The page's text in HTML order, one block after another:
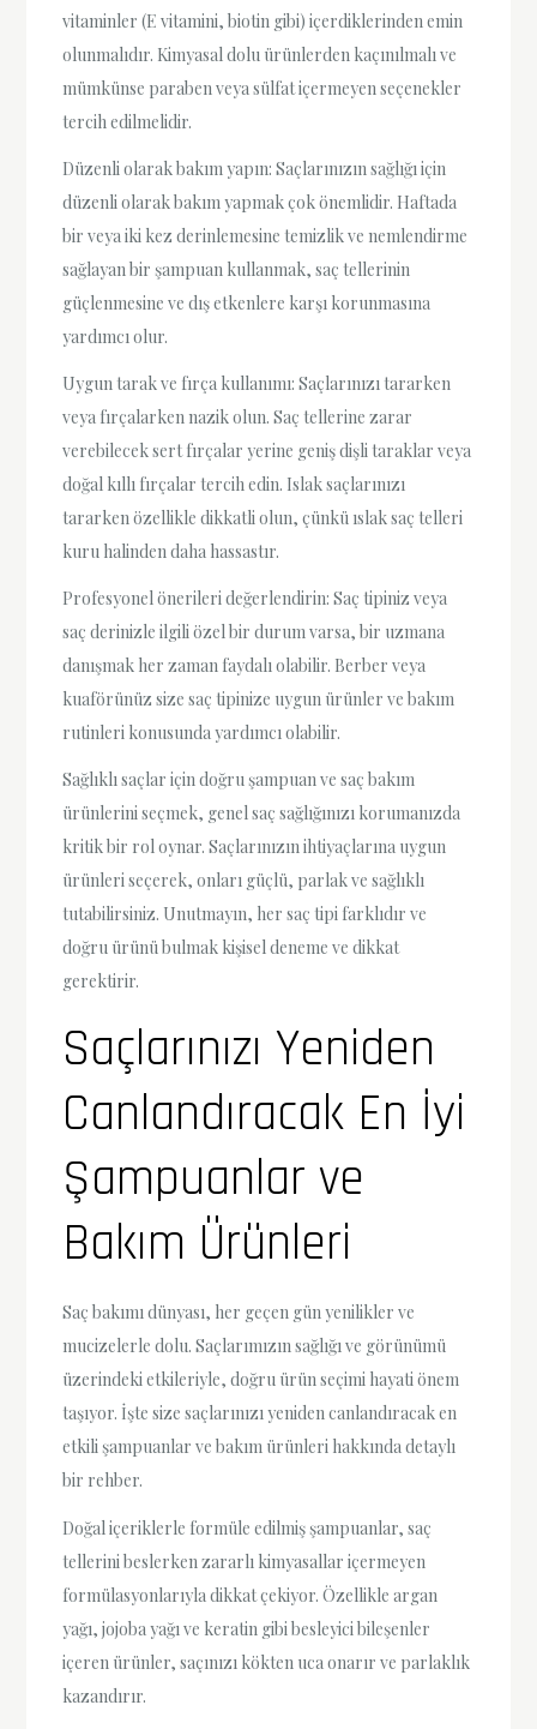
vitaminler (E vitamini, biotin gibi) içerdiklerinden emin
olunmalıdır. Kimyasal dolu ürünlerden kaçınılmalı ve
mümkünse paraben veya sülfat içermeyen seçenekler
tercih edilmelidir.
Düzenli olarak bakım yapın: Saçlarınızın sağlığı için
düzenli olarak bakım yapmak çok önemlidir. Haftada
bir veya iki kez derinlemesine temizlik ve nemlendirme
sağlayan bir şampuan kullanmak, saç tellerinin
güçlenmesine ve dış etkenlere karşı korunmasına
yardımcı olur.
Uygun tarak ve fırça kullanımı: Saçlarınızı tararken
veya fırçalarken nazik olun. Saç tellerine zarar
verebilecek sert fırçalar yerine geniş dişli taraklar veya
doğal kıllı fırçalar tercih edin. Islak saçlarınızı
tararken özellikle dikkatli olun, çünkü ıslak saç telleri
kuru halinden daha hassastır.
Profesyonel önerileri değerlendirin: Saç tipiniz veya
saç derinizle ilgili özel bir durum varsa, bir uzmana
danışmak her zaman faydalı olabilir. Berber veya
kuaförünüz size saç tipinize uygun ürünler ve bakım
rutinleri konusunda yardımcı olabilir.
Sağlıklı saçlar için doğru şampuan ve saç bakım
ürünlerini seçmek, genel saç sağlığınızı korumanızda
kritik bir rol oynar. Saçlarınızın ihtiyaçlarına uygun
ürünleri seçerek, onları güçlü, parlak ve sağlıklı
tutabilirsiniz. Unutmayın, her saç tipi farklıdır ve
doğru ürünü bulmak kişisel deneme ve dikkat
gerektirir.
Saçlarınızı Yeniden
Canlandıracak En İyi
Şampuanlar ve
Bakım Ürünleri
Saç bakımı dünyası, her geçen gün yenilikler ve
mucizelerle dolu. Saçlarımızın sağlığı ve görünümü
üzerindeki etkileriyle, doğru ürün seçimi hayati önem
taşıyor. İşte size saçlarınızı yeniden canlandıracak en
etkili şampuanlar ve bakım ürünleri hakkında detaylı
bir rehber.
Doğal içeriklerle formüle edilmiş şampuanlar, saç
tellerini beslerken zararlı kimyasallar içermeyen
formülasyonlarıyla dikkat çekiyor. Özellikle argan
yağı, jojoba yağı ve keratin gibi besleyici bileşenler
içeren ürünler, saçınızı kökten uca onarır ve parlaklık
kazandırır.